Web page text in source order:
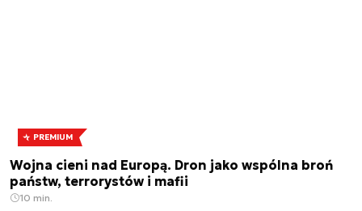
PREMIUM
Wojna cieni nad Europą. Dron jako wspólna broń
państw, terrorystów i mafii
10 min.